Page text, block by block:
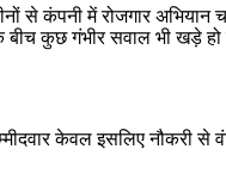
से कंपनी में रोजगार
बीच कुछ गंभीर सवाल भी खड़े हो
केवल इसलिए नौकरी